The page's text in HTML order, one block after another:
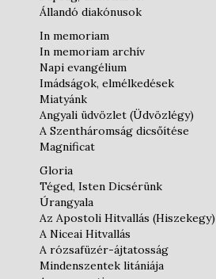
Állandó diakónusok
In memoriam
In memoriam archív
Napi evangélium
Imádságok, elmélkedések
Miatyánk
Angyali üdvözlet (Üdvözlégy)
A Szentháromság dicsőítése
Magnificat
Gloria
Téged, Isten Dicsérünk
Úrangyala
Az Apostoli Hitvallás (Hiszekegy)
A Niceai Hitvallás
A rózsafüzér-ájtatosság
Mindenszentek litániája